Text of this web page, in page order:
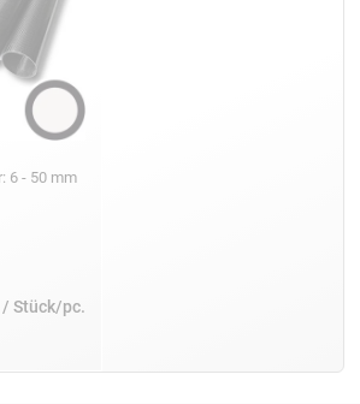
6 - 50 mm
/ Stück/pc.